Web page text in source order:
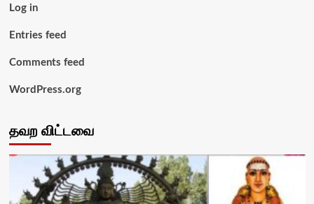
Log in
Entries feed
Comments feed
WordPress.org
தவற விட்டவை